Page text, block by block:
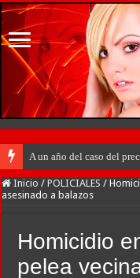
A un año del caso del
Inicio / POLICIALES /
asesinado a balazos
Homicidio
pelea